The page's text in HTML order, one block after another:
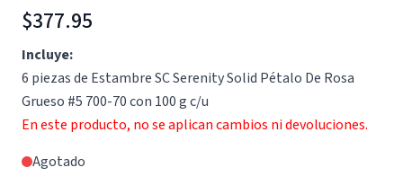
$377.95
Incluye:
6 piezas de Estambre SC Serenity Solid Pétalo De Rosa
Grueso #5 700-70 con 100 g c/u
En este producto, no se aplican cambios ni devoluciones.
Agotado